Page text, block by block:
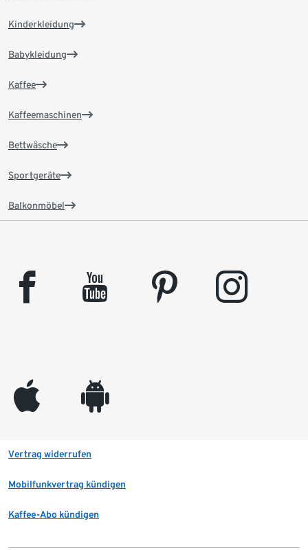
Kinderkleidung
Babykleidung
Kaffee
Kaffeemaschinen
Bettwäsche
Sportgeräte
Balkonmöbel
facebook youtube pinterest instagram
appleinc android
Vertrag widerrufen
Mobilfunkvertrag kündigen
Kaffee-Abo kündigen